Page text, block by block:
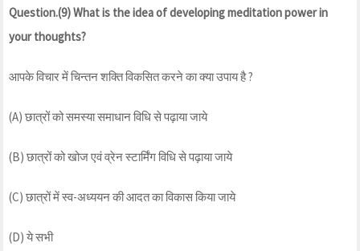
Question.(9) What is the idea of developing meditation power in
your thoughts?
आपके विचार में चिन्तन शक्ति विकसित करने का क्या उपाय है ?
(A) छात्रों को समस्या समाधान विधि से पढ़ाया जाये
(B) छात्रों को खोज एवं व्रेन स्टार्मिंग विधि से पढ़ाया जाये
(C) छात्रों में स्व-अध्ययन की आदत का विकास किया जाये
(D) ये सभी